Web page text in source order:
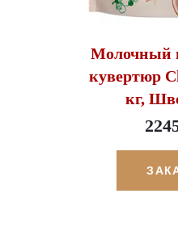
Молочный
кувертюр
кг,